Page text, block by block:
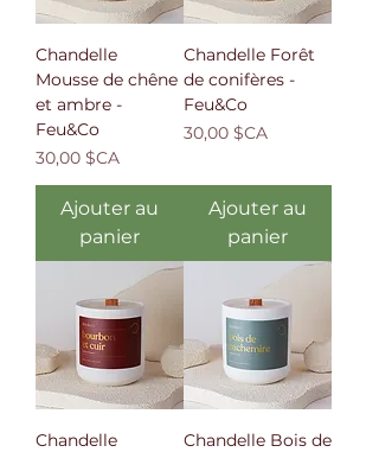
Chandelle
Mousse de chêne
et ambre -
Feu&Co
Prix
30,00 $CA
Ajouter au
panier
Chandelle Forêt
de conifères -
Feu&Co
Prix
30,00 $CA
Ajouter au
panier
Chandelle
Chandelle Bois de